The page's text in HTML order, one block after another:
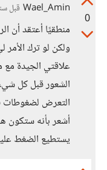
0
Wael_Amin قبل
منطقيًا أعتقد أن
ولكن لو ترك
علاقتي الجيدة
الشعور قبل كل
التعرض لضغوطات
أشعر بأنه ستكون
يستطيع الضغط